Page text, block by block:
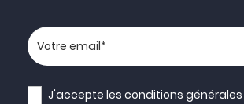
Votre adresse email
J'accepte lesconditions générales